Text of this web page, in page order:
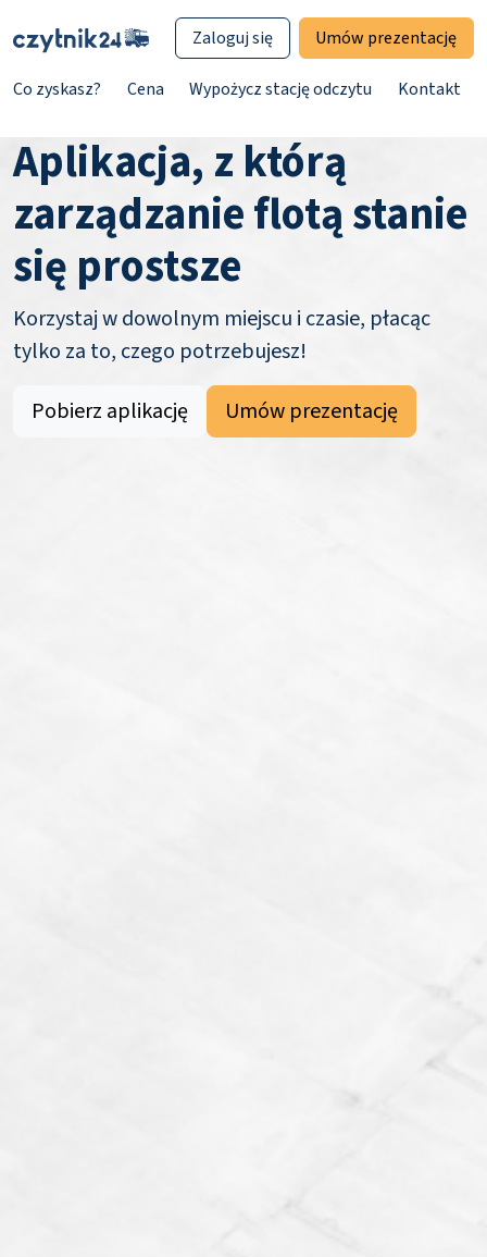
Co zyskasz? Cena Wypożycz stację odczytu Kontakt
Zaloguj się Umów prezentację
Aplikacja, z którą
zarządzanie flotą stanie
się prostsze
Korzystaj w dowolnym miejscu i czasie, płacąc
tylko za to, czego potrzebujesz!
Pobierz aplikację
Umów prezentację